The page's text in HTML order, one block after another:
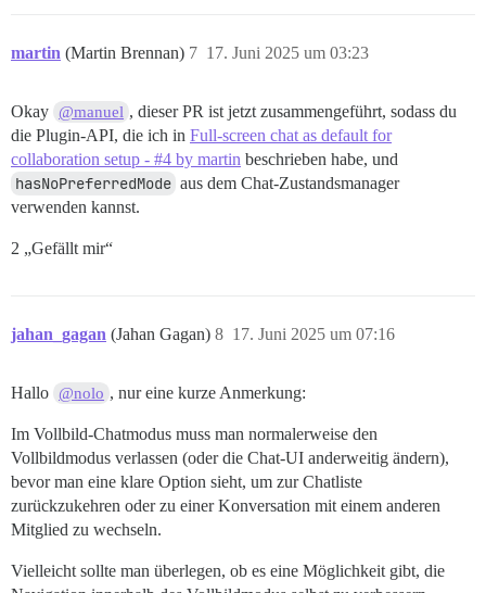
martin (Martin Brennan) 17. Juni 2025 um 03:23
7
Okay @manuel , dieser PR ist jetzt zusammengeführt, sodass du
die Plugin-API, die ich in Full-screen chat as default for
collaboration setup - #4 by martin beschrieben habe, und
hasNoPreferredMode aus dem Chat-Zustandsmanager
verwenden kannst.
2 „Gefällt mir“
jahan_gagan (Jahan Gagan) 17. Juni 2025 um 07:16
8
Hallo @nolo , nur eine kurze Anmerkung:
Im Vollbild-Chatmodus muss man normalerweise den
Vollbildmodus verlassen (oder die Chat-UI anderweitig ändern),
bevor man eine klare Option sieht, um zur Chatliste
zurückzukehren oder zu einer Konversation mit einem anderen
Mitglied zu wechseln.
Vielleicht sollte man überlegen, ob es eine Möglichkeit gibt, die